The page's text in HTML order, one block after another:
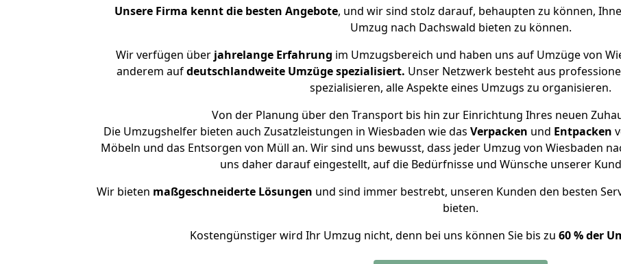
Unsere Firma kennt die besten Angebote, und wir sind stolz darauf, behaupten zu können,
Umzug nach Dachswald bieten zu können.
Wir verfügen über jahrelange Erfahrung im Umzugsbereich und haben uns auf Umzüge von
anderem aufdeutschlandweite Umzüge spezialisiert. Unser Netzwerk besteht aus
spezialisieren, alle Aspekte eines Umzugs zu organisieren.
Von der Planung über den Transport bis hin zur Einrichtung Ihres neuen
Die Umzugshelfer bieten auch Zusatzleistungen in Wiesbaden wie das Verpacken und Entpacken
Möbeln und das Entsorgen von Müll an. Wir sind uns bewusst, dass jeder Umzug von Wiesbaden
uns daher darauf eingestellt, auf die Bedürfnisse und Wünsche unserer
Wir bieten maßgeschneiderte Lösungen und sind immer bestrebt, unseren Kunden den besten
bieten.
Kostengünstiger wird Ihr Umzug nicht, denn bei uns können Sie bis zu 60 % der